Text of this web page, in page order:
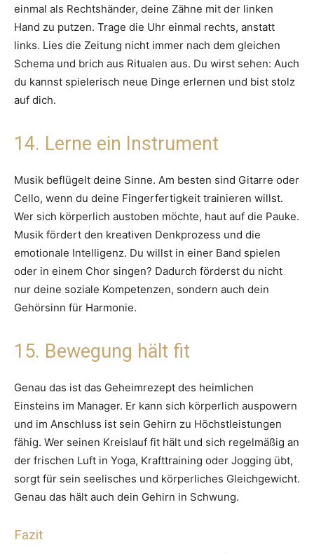
einmal als Rechtshänder, deine Zähne mit der linken
Hand zu putzen. Trage die Uhr einmal rechts, anstatt
links. Lies die Zeitung nicht immer nach dem gleichen
Schema und brich aus Ritualen aus. Du wirst sehen: Auch
du kannst spielerisch neue Dinge erlernen und bist stolz
auf dich.
14. Lerne ein Instrument
Musik beflügelt deine Sinne. Am besten sind Gitarre oder
Cello, wenn du deine Fingerfertigkeit trainieren willst.
Wer sich körperlich austoben möchte, haut auf die Pauke.
Musik fördert den kreativen Denkprozess und die
emotionale Intelligenz. Du willst in einer Band spielen
oder in einem Chor singen? Dadurch förderst du nicht
nur deine soziale Kompetenzen, sondern auch dein
Gehörsinn für Harmonie.
15. Bewegung hält fit
Genau das ist das Geheimrezept des heimlichen
Einsteins im Manager. Er kann sich körperlich auspowern
und im Anschluss ist sein Gehirn zu Höchstleistungen
fähig. Wer seinen Kreislauf fit hält und sich regelmäßig an
der frischen Luft in Yoga, Krafttraining oder Jogging übt,
sorgt für sein seelisches und körperliches Gleichgewicht.
Genau das hält auch dein Gehirn in Schwung.
Fazit